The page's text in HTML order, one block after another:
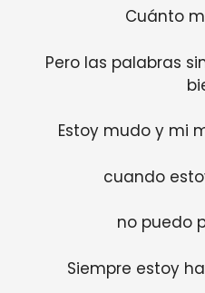
Cuánto
Pero las palabras
Estoy mudo y mi
cuando
no puedo
Siempre estoy